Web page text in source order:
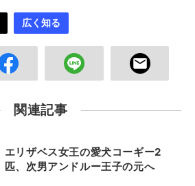
広く知る
関連記事
エリザベス女王の愛犬コーギー2
匹、次男アンドルー王子の元へ